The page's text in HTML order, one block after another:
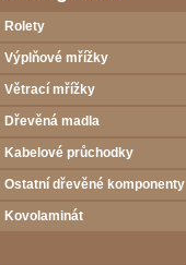
Rolety
Výplňové mřížky
Větrací mřížky
Dřevěná madla
Kabelové průchodky
Ostatní dřevěné komponenty
Kovolaminát